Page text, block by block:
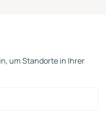
um Standorte in Ihrer